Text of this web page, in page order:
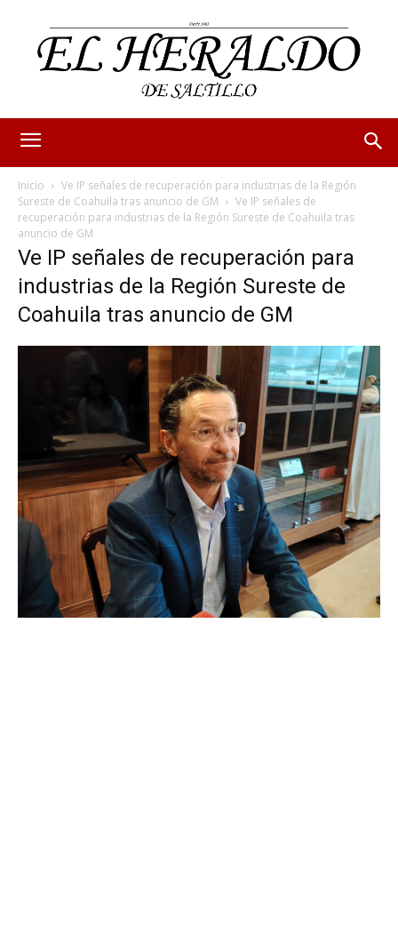
Inicio
Ve IP señales de recuperación para industrias de la Región
Sureste de Coahuila tras anuncio de GM
Ve IP señales de
recuperación para industrias de la Región Sureste de Coahuila tras
anuncio de GM
Ve IP señales de recuperación para
industrias de la Región Sureste de
Coahuila tras anuncio de GM